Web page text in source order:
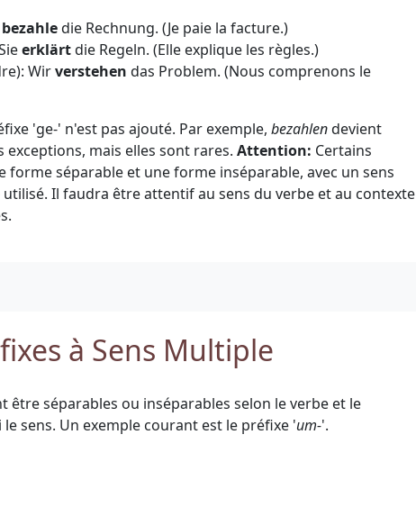
bezahledie Rechnung. (Je paie la facture.)
erklärtdie Regeln. (Elle explique les règles.)
Wirverstehen das Problem. (Nous comprenons le
'ge-' n'est pas ajouté. Par exemple, bezahlendevient
exceptions, mais elles sont rares. Attention: Certains
forme séparable et une forme inséparable, avec un sens
Il faudra être attentif au sens du verbe et au contexte
à Sens Multiple
être séparables ou inséparables selon le verbe et le
sens. Un exemple courant est le préfixe 'um-'.